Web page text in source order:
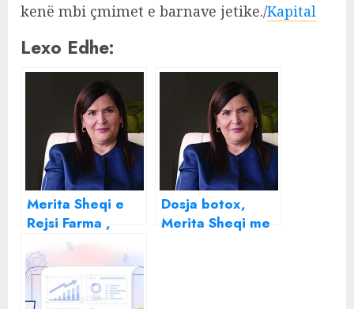
kenë mbi çmimet e barnave jetike./Kapital
Lexo Edhe:
Merita Sheqi e
Rejsi Farma ,
miliona për imazh
, historitë
skandaloze me
tenderat
Dosja botox,
Merita Sheqi me